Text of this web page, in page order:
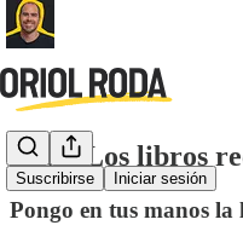
Suscribirse Iniciar sesión
3,2,1: Los libros
Pongo en tus manos